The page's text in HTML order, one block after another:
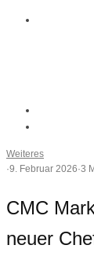
Weiteres
·9. Februar 2026·3
CMC
neuer